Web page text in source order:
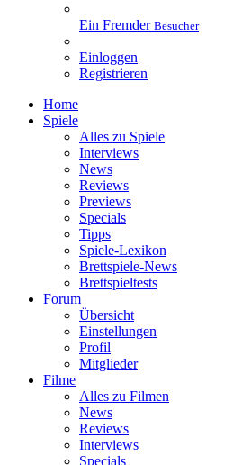
Ein Fremder Besucher
Einloggen
Registrieren
Home
Spiele
Alles zu Spiele
Interviews
News
Reviews
Previews
Specials
Tipps
Spiele-Lexikon
Brettspiele-News
Brettspieltests
Forum
Übersicht
Einstellungen
Profil
Mitglieder
Filme
Alles zu Filmen
News
Reviews
Interviews
Specials